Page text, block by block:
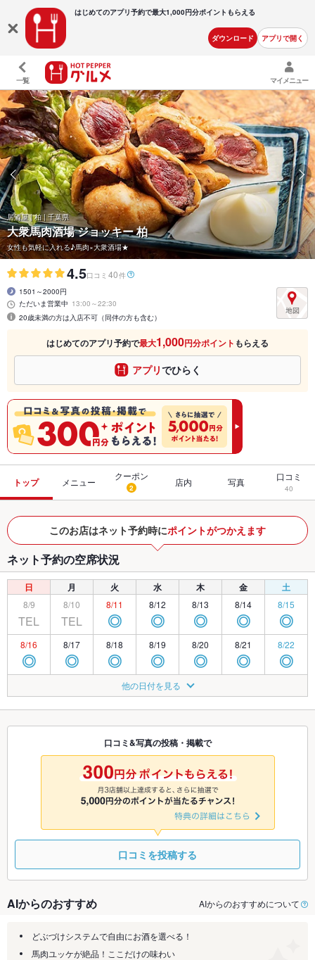
はじめてのアプリ予約で最大1,000円分ポイントもらえる
ダウンロード アプリで開く
一覧 マイメニュー
居酒屋 | 柏 | 千葉県
大衆馬肉酒場 ジョッキー 柏
女性も気軽に入れる♪馬肉×大衆酒場★
4.5口コミ 40件
1501～2000円
ただいま営業中 13:00～22:30
20歳未満の方は入店不可（同伴の方も含む）
はじめてのアプリ予約で最大1,000円分ポイント もらえる
アプリでひらく
トップ メニュー
クーポン
2 店内 写真 口コミ
40
このお店はネット予約時にポイントがつかえます
ネット予約の空席状況
日 月 火 水 木 金 土
8/9
TEL
8/10
TEL
8/11
◎
8/12
◎
8/13
◎
8/14
◎
8/15
◎
8/16
◎
8/17
◎
8/18
◎
8/19
◎
8/20
◎
8/21
◎
8/22
◎
◎ ◎
8/25
◎
8/26
◎
8/27
◎ ◎ ◎
8/30 8/31 9/1
◎
9/2
◎
9/3
◎
9/4 9/5
9/8
◎ ◎ ◎ ◎
他の日付を見る
口コミ&写真の投稿・掲載で
口コミを投稿する
AIからのおすすめ AIからのおすすめについて
どぶづけシステムで自由にお酒を選べる！
馬肉ユッケが絶品！ここだけの味わい